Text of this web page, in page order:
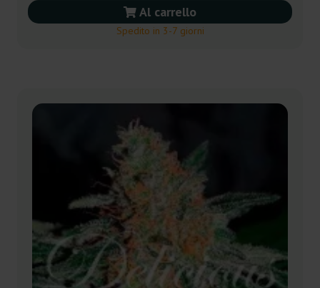
Al carrello
Spedito in 3-7 giorni